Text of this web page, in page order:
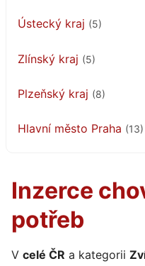
Ústecký kraj (5)
Zlínský kraj (5)
Plzeňský kraj (8)
Hlavní město Praha (13)
Inzerce
potřeb
V celé ČR a kategorii